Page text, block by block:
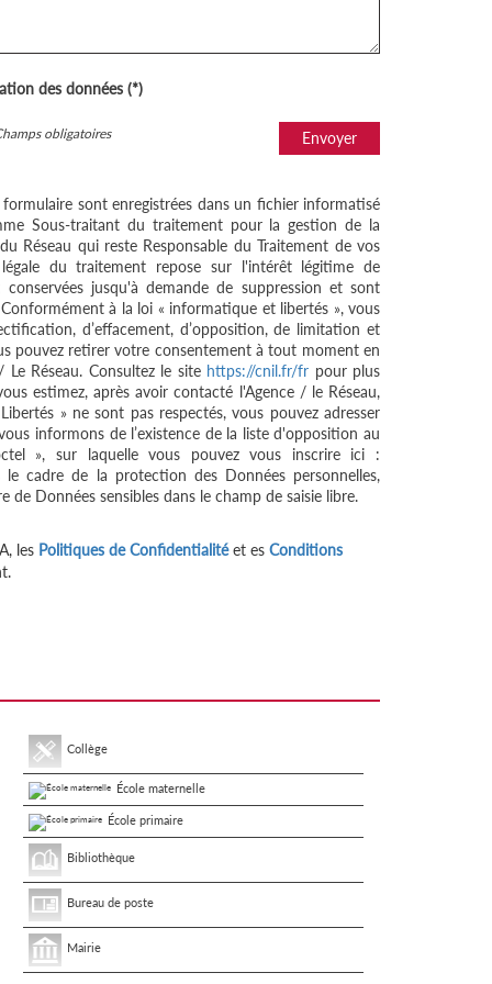
des données (*)
Envoyer
obligatoires
sont enregistrées dans un fichier informatisé
Sous-traitant du traitement pour la gestion de la
Réseau qui reste Responsable du Traitement de vos
légale du traitement repose sur l'intérêt légitime de
jusqu'à demande de suppression et sont
à la loi « informatique et libertés », vous
d’effacement, d’opposition, de limitation et
pouvez retirer votre consentement à tout moment en
Réseau. Consultez le site https://cnil.fr/fr pour plus
estimez, après avoir contacté l'Agence / le Réseau,
» ne sont pas respectés, vous pouvez adresser
informons de l’existence de la liste d'opposition au
», sur laquelle vous pouvez vous inscrire ici :
le cadre de la protection des Données personnelles,
de Données sensibles dans le champ de saisie libre.
les Politiques de Confidentialitéet es Conditions
Collège
École maternelle
École primaire
Bibliothèque
Bureau de poste
Mairie